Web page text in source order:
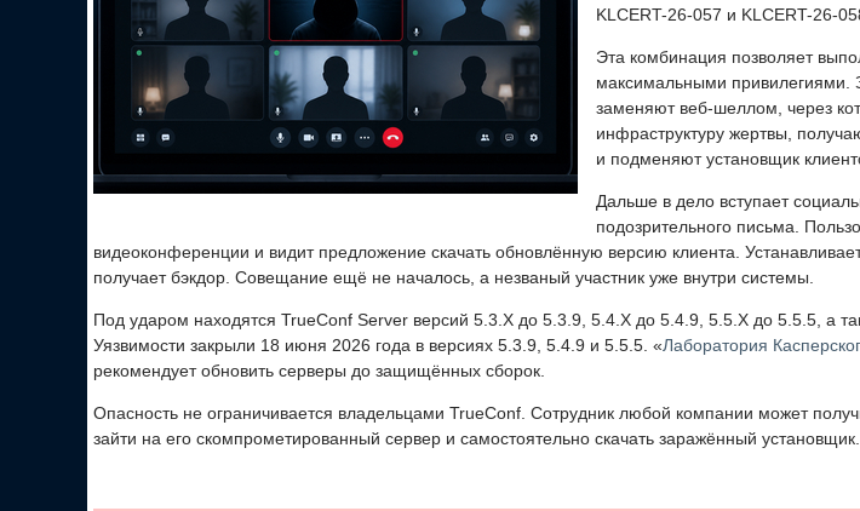
KLCERT-26-057 и KLCERT-26-
Эта комбинация позволяет
максимальными привилегиями.
заменяют веб-шеллом, через
инфраструктуру жертвы,
и подменяют установщик
Дальше в дело вступает
подозрительного письма.
видеоконференции и видит предложение скачать обновлённую версию клиента.
получает бэкдор. Совещание ещё не началось, а незваный участник уже внутри системы.
Под ударом находятся TrueConf Server версий 5.3.X до 5.3.9, 5.4.X до 5.4.9, 5.5.X до 5.5.5, а
Уязвимости закрыли 18 июня 2026 года в версиях 5.3.9, 5.4.9 и 5.5.5. «Лаборатория
рекомендует обновить серверы до защищённых сборок.
Опасность не ограничивается владельцами TrueConf. Сотрудник любой компании может
зайти на его скомпрометированный сервер и самостоятельно скачать заражённый установщик.